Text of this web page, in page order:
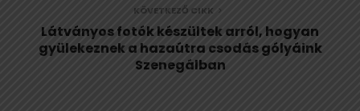
KÖVETKEZŐ CIKK
Látványos fotók készültek arról, hogyan
gyülekeznek a hazaútra csodás gólyáink
Szenegálban